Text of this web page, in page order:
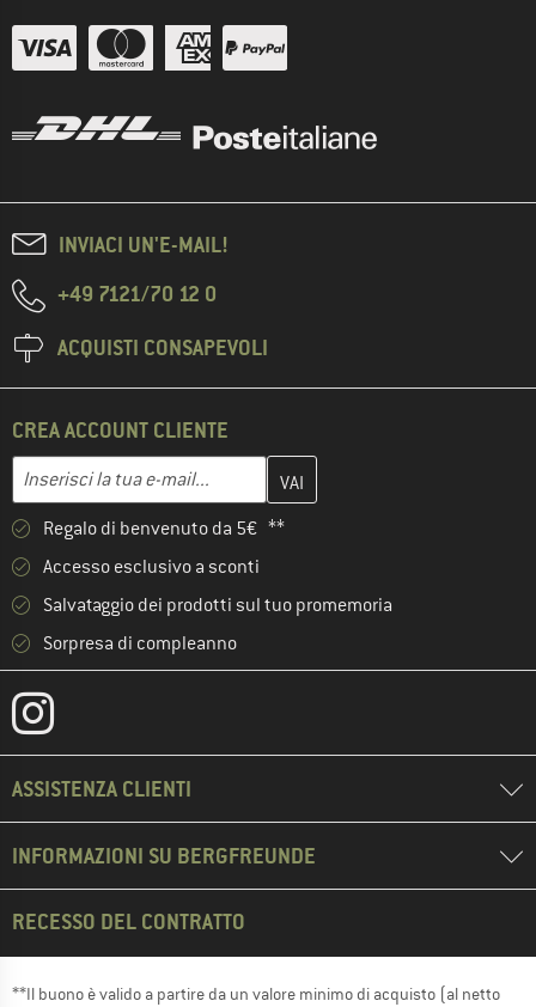
INVIACI UN'E-MAIL!
+49 7121/70 12 0
ACQUISTI CONSAPEVOLI
CREA ACCOUNT CLIENTE
Indirizzo e-mail
Inserisci qui il tuo indirizzo e-mail e crea il tuo account cliente
Regalo di benvenuto da 5€ **
Accesso esclusivo a sconti
Salvataggio dei prodotti sul tuo promemoria
Sorpresa di compleanno
ASSISTENZA CLIENTI
INFORMAZIONI SU BERGFREUNDE
RECESSO DEL CONTRATTO
**Il buono è valido a partire da un valore minimo di acquisto (al netto